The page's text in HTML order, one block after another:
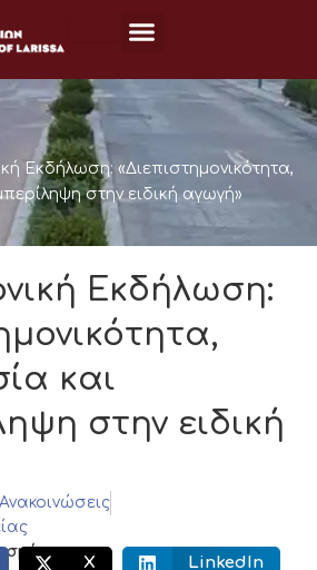
Εκδήλωση: «Διεπιστημονικότητα,
στην ειδική αγωγή»
Εκδήλωση:
και
στην ειδική
Ανακοινώσεις
X LinkedIn